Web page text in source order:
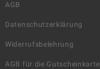
AGB
Datenschutzerklärung
Widerrufsbelehrung
AGB für die Gutscheinkarte